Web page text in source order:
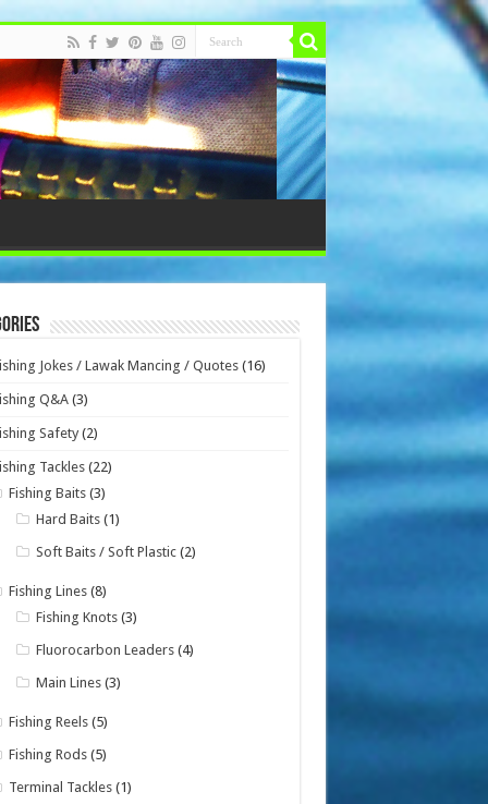
Jokes / Lawak Mancing / Quotes (16)
Q&A (3)
Safety (2)
Tackles (22)
Fishing Baits (3)
Hard Baits (1)
Soft Baits / Soft Plastic (2)
Fishing Lines (8)
Fishing Knots (3)
Fluorocarbon Leaders (4)
Main Lines (3)
Fishing Reels (5)
Fishing Rods (5)
Terminal Tackles (1)